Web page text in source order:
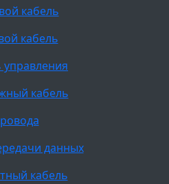
кабель
кабель
управления
кабель
данных
кабель